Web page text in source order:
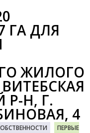
ГА ДЛЯ
ЖИЛОГО
Р-Н, Г.
4
ПЕРВЫЕ